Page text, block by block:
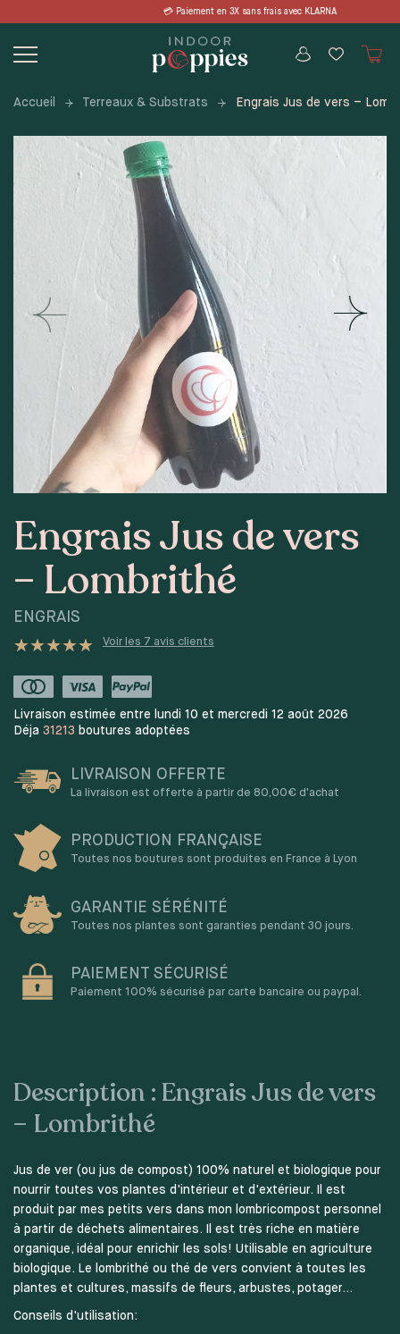
content
en 3X sans frais avec KLARNA 📦
Accueil Terreaux & Substrats Engrais Jus de vers –
Engrais Jus de vers
– Lombrithé
ENGRAIS
surnotations client
Voir les 7 avis clients
Livraison estimée entre lundi 10 et mercredi 12 août 2026
Déja 31213 boutures adoptées
LIVRAISON OFFERTE
La livraison est offerte à partir de 80,00€ d'achat
PRODUCTION FRANÇAISE
Toutes nos boutures sont produites en France à Lyon
GARANTIE SÉRÉNITÉ
Toutes nos plantes sont garanties pendant 30 jours.
PAIEMENT SÉCURISÉ
Paiement 100% sécurisé par carte bancaire ou paypal.
Description : Engrais Jus de vers
– Lombrithé
Jus de ver (ou jus de compost) 100% naturel et biologique pour
nourrir toutes vos plantes d'intérieur et d'extérieur. Il est
produit par mes petits vers dans mon lombricompost personnel
à partir de déchets alimentaires. Il est très riche en matière
organique, idéal pour enrichir les sols! Utilisable en agriculture
biologique. Le lombrithé ou thé de vers convient à toutes les
plantes et cultures, massifs de fleurs, arbustes, potager...
Conseils d'utilisation: